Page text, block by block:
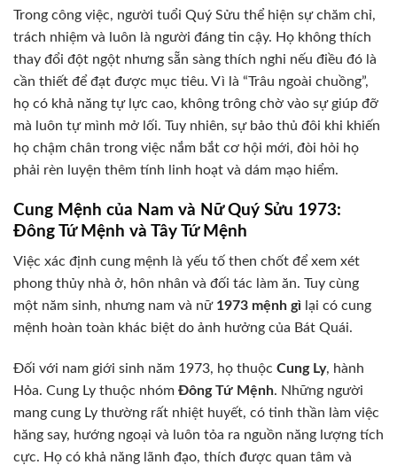
Trong công việc, người tuổi Quý Sửu thể hiện sự chăm chỉ,
trách nhiệm và luôn là người đáng tin cậy. Họ không thích
thay đổi đột ngột nhưng sẵn sàng thích nghi nếu điều đó là
cần thiết để đạt được mục tiêu. Vì là “Trâu ngoài chuồng”,
họ có khả năng tự lực cao, không trông chờ vào sự giúp đỡ
mà luôn tự mình mở lối. Tuy nhiên, sự bảo thủ đôi khi khiến
họ chậm chân trong việc nắm bắt cơ hội mới, đòi hỏi họ
phải rèn luyện thêm tính linh hoạt và dám mạo hiểm.
Cung Mệnh của Nam và Nữ Quý Sửu 1973:
Đông Tứ Mệnh và Tây Tứ Mệnh
Việc xác định cung mệnh là yếu tố then chốt để xem xét
phong thủy nhà ở, hôn nhân và đối tác làm ăn. Tuy cùng
một năm sinh, nhưng nam và nữ 1973 mệnh gì lại có cung
mệnh hoàn toàn khác biệt do ảnh hưởng của Bát Quái.
Đối với nam giới sinh năm 1973, họ thuộc Cung Ly, hành
Hỏa. Cung Ly thuộc nhóm Đông Tứ Mệnh. Những người
mang cung Ly thường rất nhiệt huyết, có tinh thần làm việc
hăng say, hướng ngoại và luôn tỏa ra nguồn năng lượng tích
cực. Họ có khả năng lãnh đạo, thích được quan tâm và